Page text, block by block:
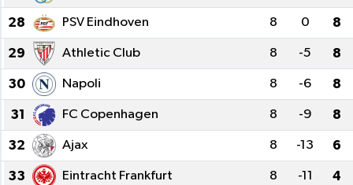
28 PSV Eindhoven 8 0 8
29 Athletic Club 8 -5 8
30 Napoli 8 -6 8
31 FC Copenhagen 8 -9 8
32 Ajax 8 -13 6
33 Eintracht Frankfurt 8 -11 4